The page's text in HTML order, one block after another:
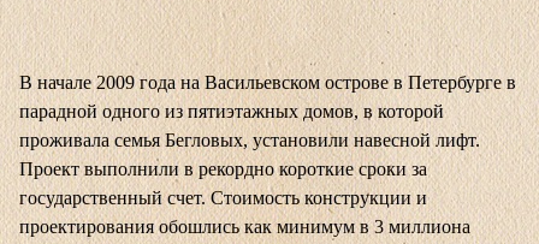
В начале 2009 года на Васильевском острове в Петербурге в
парадной одного из пятиэтажных домов, в которой
проживала семья Бегловых, установили навесной лифт.
Проект выполнили в рекордно короткие сроки за
государственный счет. Стоимость конструкции и
проектирования обошлись как минимум в 3 миллиона